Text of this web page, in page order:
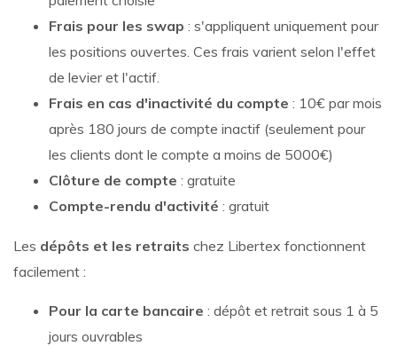
Frais pour les swap : s'appliquent uniquement pour
les positions ouvertes. Ces frais varient selon l'effet
de levier et l'actif.
Frais en cas d'inactivité du compte : 10€ par mois
après 180 jours de compte inactif (seulement pour
les clients dont le compte a moins de 5000€)
Clôture de compte : gratuite
Compte-rendu d'activité : gratuit
Les dépôts et les retraits chez Libertex fonctionnent
facilement :
Pour la carte bancaire : dépôt et retrait sous 1 à 5
jours ouvrables